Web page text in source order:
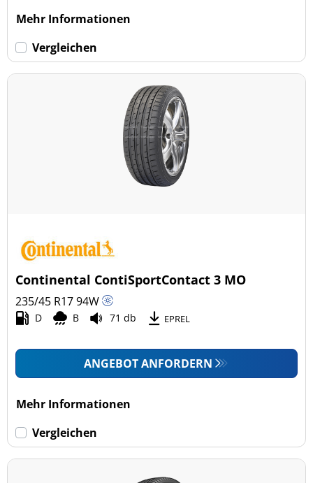
Mehr Informationen
Vergleichen
Continental ContiSportContact 3 MO
235/45 R1794W
D B 71 db EPREL
ANGEBOT ANFORDERN
Mehr Informationen
Vergleichen